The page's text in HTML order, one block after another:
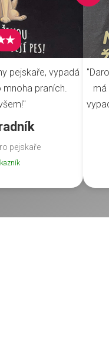
pejskaře, vypadá
mnoha praních.
pejskaře
má